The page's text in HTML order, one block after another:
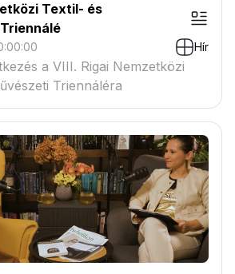
Textil- és
Hír
a VIII. Rigai Nemzetközi
Triennáléra